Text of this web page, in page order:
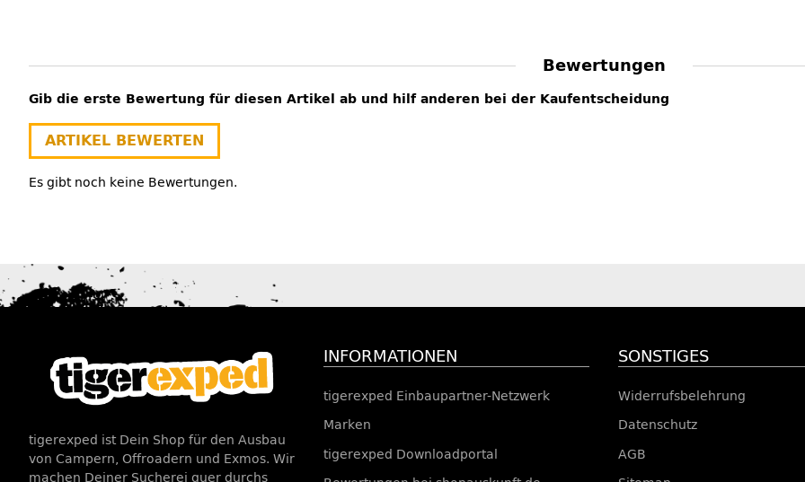
Bewertungen
Gib die erste Bewertung für diesen Artikel ab und hilf anderen bei der Kaufentscheidung
ARTIKEL BEWERTEN
Es gibt noch keine Bewertungen.
tigerexped ist Dein Shop für den Ausbau
von Campern, Offroadern und Exmos. Wir
machen Deiner Sucherei quer durchs
INFORMATIONEN
tigerexped Einbaupartner-Netzwerk
Marken
tigerexped Downloadportal
SONSTIGES
Widerrufsbelehrung
Datenschutz
AGB